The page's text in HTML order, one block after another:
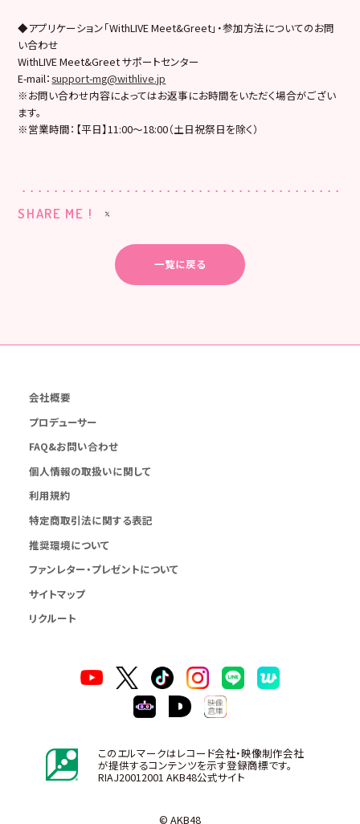
◆アプリケーション「WithLIVE Meet&Greet」・参加方法についてのお問
い合わせ
WithLIVE Meet&Greet サポートセンター
E-mail：support-mg@withlive.jp
※お問い合わせ内容によってはお返事にお時間をいただく場合がござい
ます。
※営業時間：【平日】11:00〜18:00（土日祝祭日を除く）
SHARE ME !
一覧に戻る
会社概要
プロデューサー
FAQ&お問い合わせ
個人情報の取扱いに関して
利用規約
特定商取引法に関する表記
推奨環境について
ファンレター・プレゼントについて
サイトマップ
リクルート
このエルマークはレコード会社・映像制作会社
が提供するコンテンツを示す登録商標です。
RIAJ20012001 AKB48公式サイト
© AKB48